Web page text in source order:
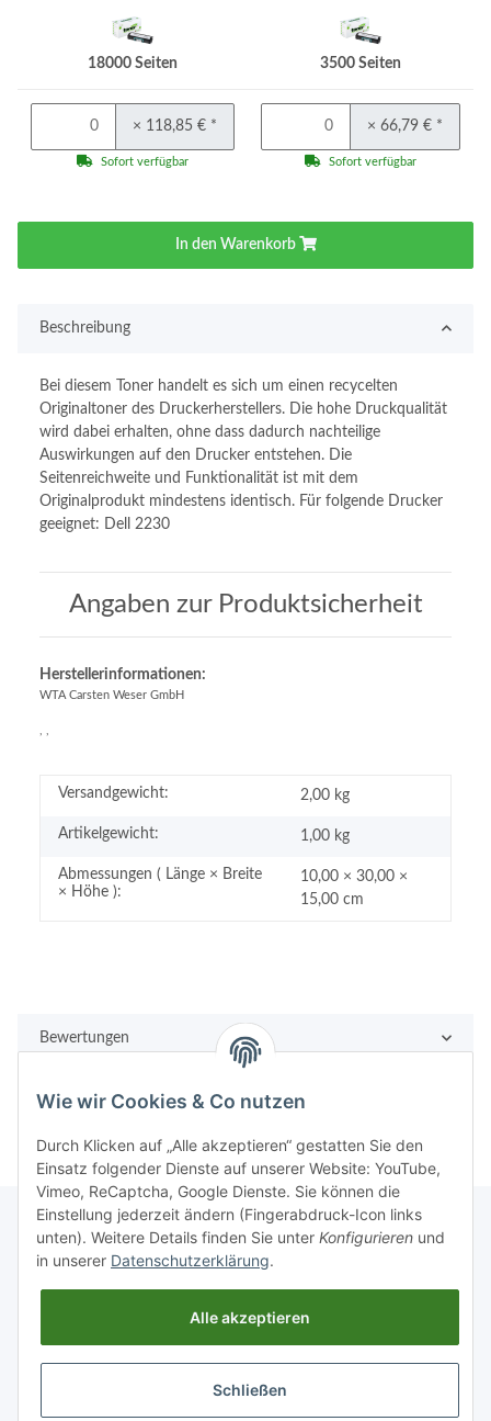
18000 Seiten 3500 Seiten
× 118,85 € *
Sofort verfügbar
× 66,79 € *
Sofort verfügbar
In den Warenkorb
Beschreibung
Bei diesem Toner handelt es sich um einen recycelten
Originaltoner des Druckerherstellers. Die hohe Druckqualität
wird dabei erhalten, ohne dass dadurch nachteilige
Auswirkungen auf den Drucker entstehen. Die
Seitenreichweite und Funktionalität ist mit dem
Originalprodukt mindestens identisch. Für folgende Drucker
geeignet: Dell 2230
Angaben zur Produktsicherheit
Herstellerinformationen:
WTA Carsten Weser GmbH
Versandgewicht: 2,00 kg
Artikelgewicht: 1,00 kg
Abmessungen ( Länge × Breite
× Höhe ):
10,00 × 30,00 ×
15,00 cm
Bewertungen
Rechtliches
Vertrag widerrufen
Wie wir Cookies & Co nutzen
Durch Klicken auf „Alle akzeptieren“ gestatten Sie den
Einsatz folgender Dienste auf unserer Website: YouTube,
Vimeo, ReCaptcha, Google Dienste. Sie können die
Einstellung jederzeit ändern (Fingerabdruck-Icon links
unten). Weitere Details finden Sie unter Konfigurieren und
in unserer Datenschutzerklärung.
Alle akzeptieren
Schließen